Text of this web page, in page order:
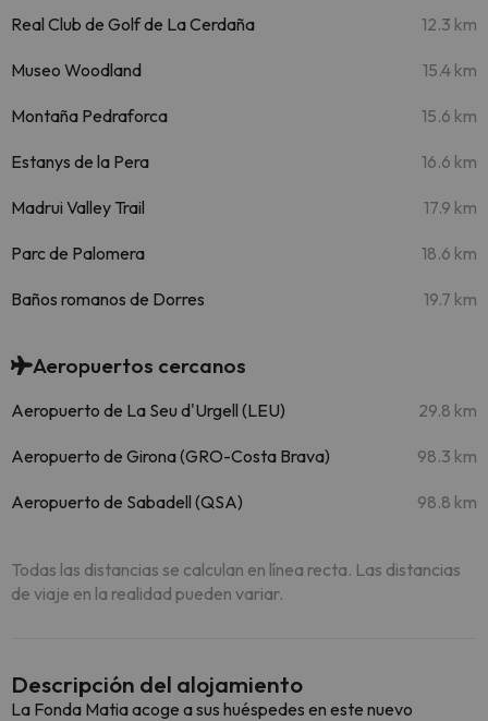
Real Club de Golf de La Cerdaña 12.3 km
Museo Woodland 15.4 km
Montaña Pedraforca 15.6 km
Estanys de la Pera 16.6 km
Madrui Valley Trail 17.9 km
Parc de Palomera 18.6 km
Baños romanos de Dorres 19.7 km
Aeropuertos cercanos
Aeropuerto de La Seu d'Urgell (LEU) 29.8 km
Aeropuerto de Girona (GRO-Costa Brava) 98.3 km
Aeropuerto de Sabadell (QSA) 98.8 km
Todas las distancias se calculan en línea recta. Las distancias
de viaje en la realidad pueden variar.
Descripción del alojamiento
La Fonda Matia acoge a sus huéspedes en este nuevo